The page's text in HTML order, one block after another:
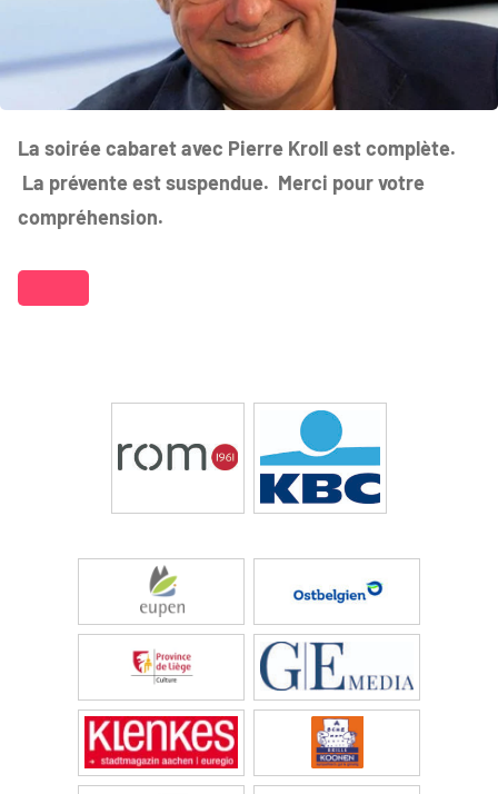
La soirée cabaret avec Pierre Kroll est complète.
La prévente est suspendue. Merci pour votre
compréhension.